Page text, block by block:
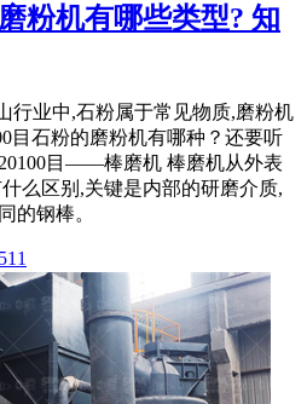
粉机有哪些类型? 知
行业中,石粉属于常见物质,磨粉机
目石粉的磨粉机有哪种？还要听
目——棒磨机 棒磨机从外表
什么区别,关键是内部的研磨介质,
的钢棒。